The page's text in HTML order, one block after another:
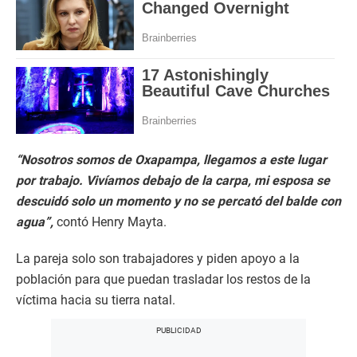
“Nosotros somos de Oxapampa, llegamos a este lugar
por trabajo. Vivíamos debajo de la carpa, mi esposa se
descuidó solo un momento y no se percató del balde con
agua”, contó Henry Mayta.
La pareja solo son trabajadores y piden apoyo a la
población para que puedan trasladar los restos de la
víctima hacia su tierra natal.